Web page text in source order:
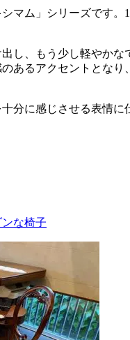
マム」シリーズです。
し、もう少し軽やか
あるアクセントとな
分に感じさせる表情に
な椅子